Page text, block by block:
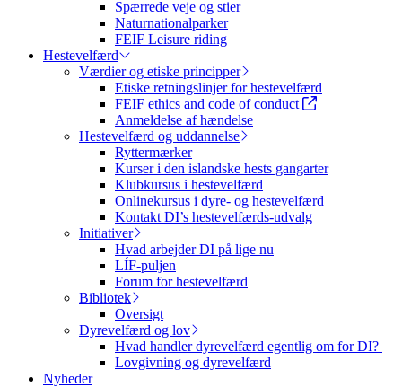
Spærrede veje og stier
Naturnationalparker
FEIF Leisure riding
Hestevelfærd
Værdier og etiske principper
Etiske retningslinjer for hestevelfærd
FEIF ethics and code of conduct
Anmeldelse af hændelse
Hestevelfærd og uddannelse
Ryttermærker
Kurser i den islandske hests gangarter
Klubkursus i hestevelfærd
Onlinekursus i dyre- og hestevelfærd
Kontakt DI’s hestevelfærds-udvalg
Initiativer
Hvad arbejder DI på lige nu
LÍF-puljen
Forum for hestevelfærd
Bibliotek
Oversigt
Dyrevelfærd og lov
Hvad handler dyrevelfærd egentlig om for DI?
Lovgivning og dyrevelfærd
Nyheder